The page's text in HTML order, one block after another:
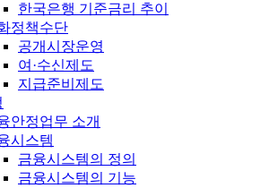
한국은행 기준금리 추이
정책수단
공개시장운영
여·수신제도
지급준비제도
안정업무 소개
시스템
금융시스템의 정의
금융시스템의 기능